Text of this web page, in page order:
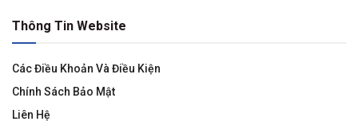
Thông Tin Website
Các Điều Khoản Và Điều Kiện
Chính Sách Bảo Mật
Liên Hệ